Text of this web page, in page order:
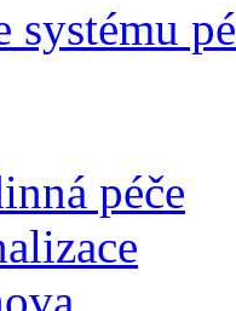
systému
péče